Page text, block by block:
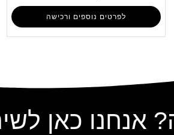
לפרטים נוספים ורכישה
אנחנו כאן